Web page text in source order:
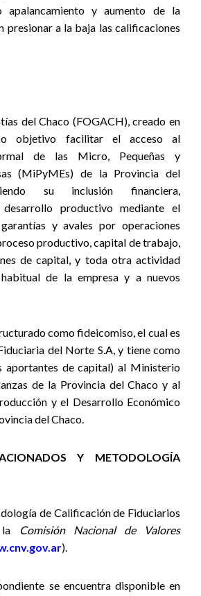
apalancamiento y aumento de la
presionar a la baja las calificaciones
del Chaco (FOGACH), creado en
objetivo facilitar el acceso al
de las Micro, Pequeñas y
(MiPyMEs) de la Provincia del
su inclusión financiera,
productivo mediante el
y avales por operaciones
productivo, capital de trabajo,
de capital, y toda otra actividad
de la empresa y a nuevos
como fideicomiso, el cual es
del Norte S.A, y tiene como
aportantes de capital) al Ministerio
de la Provincia del Chaco y al
y el Desarrollo Económico
del Chaco.
Y METODOLOGÍA
de Calificación de Fiduciarios
la
Comisión Nacional de Valores
).
se encuentra disponible en